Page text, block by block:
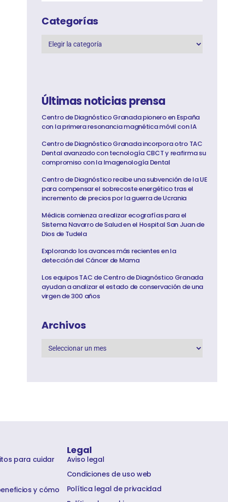
Categorías
Últimas noticias prensa
Centro de Diagnóstico Granada pionero en España
con la primera resonancia magnética móvil con IA
Centro de Diagnóstico Granada incorpora otro TAC
Dental avanzado con tecnología CBCT y reafirma su
compromiso con la Imagenología Dental
Centro de Diagnóstico recibe una subvención de la UE
para compensar el sobrecoste energético tras el
incremento de precios por la guerra de Ucrania
Médicis comienza a realizar ecografías para el
Sistema Navarro de Salud en el Hospital San Juan de
Dios de Tudela
Explorando los avances más recientes en la
detección del Cáncer de Mama
Los equipos TAC de Centro de Diagnóstico Granada
ayudan a analizar el estado de conservación de una
virgen de 300 años
Archivos
para cuidar
y cómo
Legal
Aviso legal
Condiciones de uso web
Política legal de privacidad